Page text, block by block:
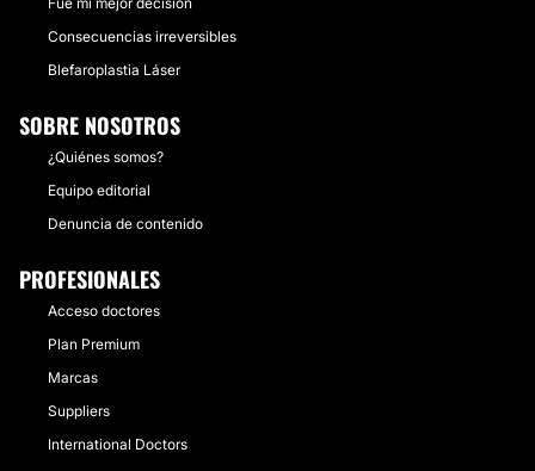
Consecuencias irreversibles
Blefaroplastia Láser
SOBRE NOSOTROS
¿Quiénes somos?
Equipo editorial
Denuncia de contenido
PROFESIONALES
Acceso doctores
Plan Premium
Marcas
Suppliers
International Doctors